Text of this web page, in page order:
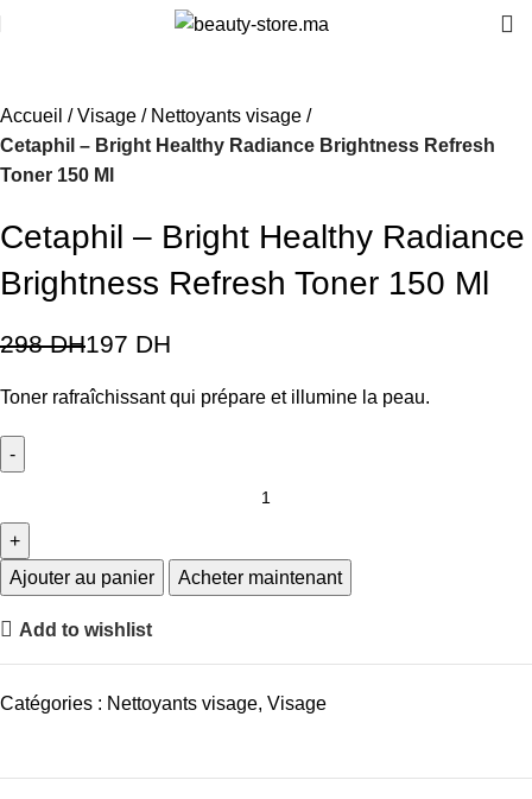
Accueil Visage
Nettoyants visage
Cetaphil – Bright Healthy Radiance Brightness Refresh
Toner 150 Ml
Cetaphil – Bright Healthy Radiance
Brightness Refresh Toner 150 Ml
298DH197 DH
Toner rafraîchissant qui prépare et illumine la peau.
Ajouter au panier Acheter maintenant
Add to wishlist
Catégories : Nettoyants visage, Visage